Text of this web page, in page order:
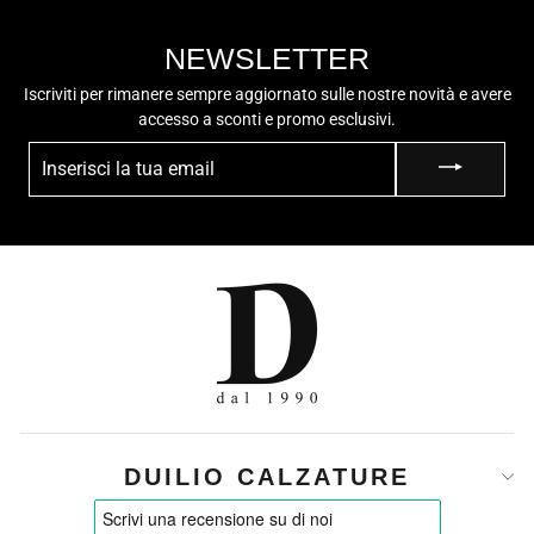
NEWSLETTER
Iscriviti per rimanere sempre aggiornato sulle nostre novità e avere
accesso a sconti e promo esclusivi.
DUILIO CALZATURE